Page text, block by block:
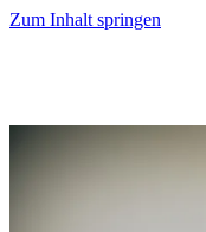
Zum Inhalt springen